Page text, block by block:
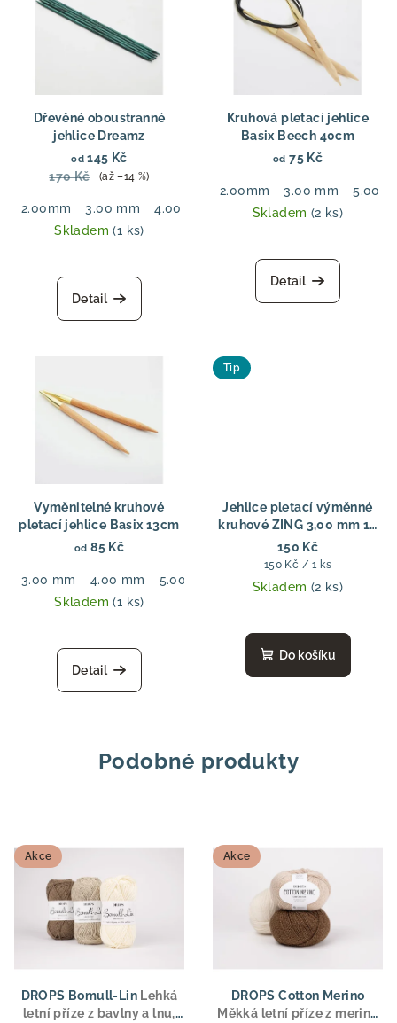
Dřevěné oboustranné
jehlice Dreamz
od 145 Kč
170 Kč
(až –14 %)
2.00mm 3.00 mm 4.00 mm 5.50 mm 6.00 mm
Skladem(1 ks)
Detail
Kruhová pletací jehlice
Basix Beech 40cm
od 75 Kč
2.00mm 3.00 mm
5.00
Skladem (2 ks)
Detail
Vyměnitelné kruhové
pletací jehlice Basix 13cm
od 85 Kč
3.00 mm 4.00 mm 5.00 mm 6.00 mm 7.00 mm
Skladem(1 ks)
Detail
Tip
Jehlice pletací výměnné
kruhové ZING 3,00 mm 13
cm
150 Kč
Měrná
cena:
150 Kč / 1 ks
Skladem (2 ks)
Do košíku
Podobné produkty
Akce
DROPS Bomull-Lin Lehká
letní příze z bavlny a lnu,
Akce
DROPS Cotton Merino
Měkká letní příze z merino